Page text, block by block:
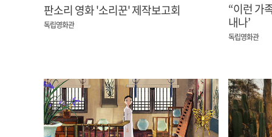
판소리 영화 '소리꾼' 제작보고회
독립영화관
“이런 가
내나’
독립영화관